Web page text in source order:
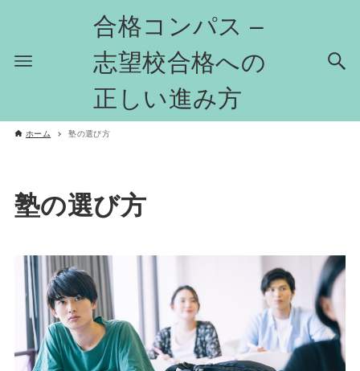
合格コンパス –
志望校合格への
正しい進み方
ホーム 塾の選び方
塾の選び方